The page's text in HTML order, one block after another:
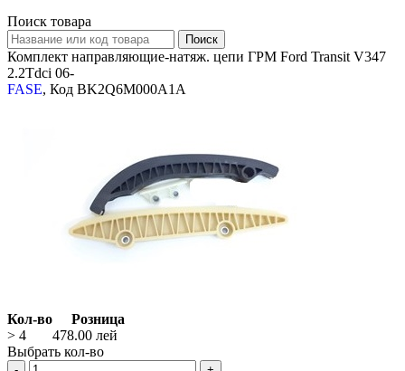
Поиск товара
Комплект направляющие-натяж. цепи ГРМ Ford Transit V347
2.2Tdci 06-
FASE, Код BK2Q6M000A1A
Кол-во
Розница
> 4
478.00 лей
Выбрать кол-во